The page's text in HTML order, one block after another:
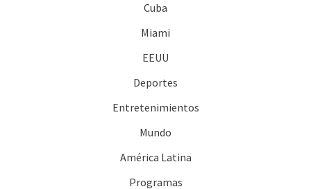
Cuba
Miami
EEUU
Deportes
Entretenimientos
Mundo
América Latina
Programas